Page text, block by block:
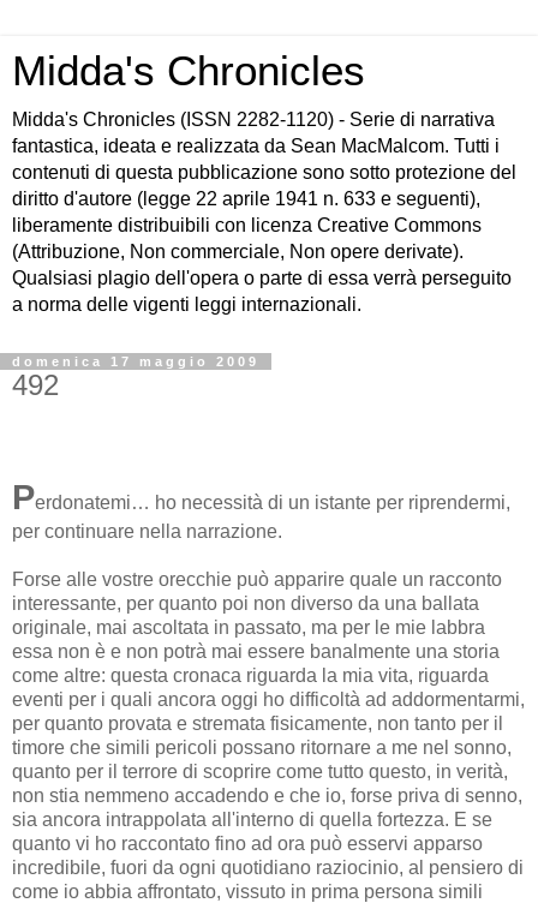
Midda's Chronicles
Midda's Chronicles (ISSN 2282-1120) - Serie di narrativa
fantastica, ideata e realizzata da Sean MacMalcom. Tutti i
contenuti di questa pubblicazione sono sotto protezione del
diritto d'autore (legge 22 aprile 1941 n. 633 e seguenti),
liberamente distribuibili con licenza Creative Commons
(Attribuzione, Non commerciale, Non opere derivate).
Qualsiasi plagio dell'opera o parte di essa verrà perseguito
a norma delle vigenti leggi internazionali.
domenica 17 maggio 2009
492
Perdonatemi… ho necessità di un istante per riprendermi,
per continuare nella narrazione.
Forse alle vostre orecchie può apparire quale un racconto
interessante, per quanto poi non diverso da una ballata
originale, mai ascoltata in passato, ma per le mie labbra
essa non è e non potrà mai essere banalmente una storia
come altre: questa cronaca riguarda la mia vita, riguarda
eventi per i quali ancora oggi ho difficoltà ad addormentarmi,
per quanto provata e stremata fisicamente, non tanto per il
timore che simili pericoli possano ritornare a me nel sonno,
quanto per il terrore di scoprire come tutto questo, in verità,
non stia nemmeno accadendo e che io, forse priva di senno,
sia ancora intrappolata all'interno di quella fortezza. E se
quanto vi ho raccontato fino ad ora può esservi apparso
incredibile, fuori da ogni quotidiano raziocinio, al pensiero di
come io abbia affrontato, vissuto in prima persona simili